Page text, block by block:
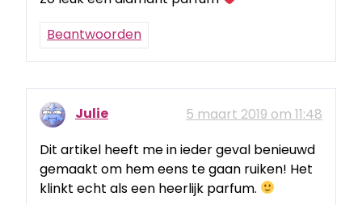
Beantwoorden
Julie
5 maart 2019 om 11:48
Dit artikel heeft me in ieder geval benieuwd
gemaakt om hem eens te gaan ruiken! Het
klinkt echt als een heerlijk parfum.